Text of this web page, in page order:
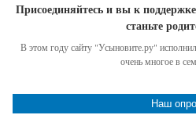
Присоединяйтесь и вы к
станьте
В этом году сайту "Усыновите.ру"
очень многое в
Наш